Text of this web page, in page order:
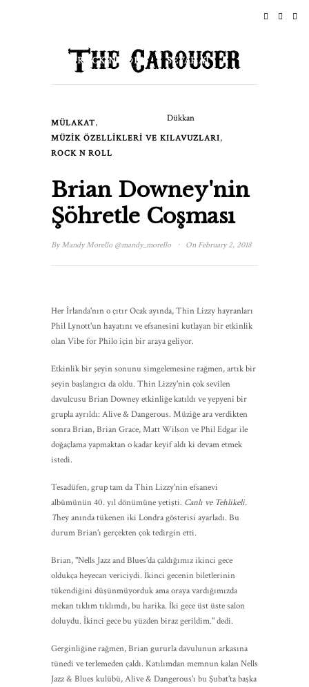
ROCK N ROLL SEYAHAT
ETKINLIKLER
Dükkan
MÜLAKAT,
MÜZIK ÖZELLIKLERI VE KILAVUZLARI,
ROCK N ROLL
Brian Downey'nin
Şöhretle Coşması
ByMandy Morello @mandy_morello · On February 2, 2018
Her İrlanda'nın o çıtır Ocak ayında, Thin Lizzy hayranları
Phil Lynott'un hayatını ve efsanesini kutlayan bir etkinlik
olan Vibe for Philo için bir araya geliyor.
Etkinlik bir şeyin sonunu simgelemesine rağmen, artık bir
şeyin başlangıcı da oldu. Thin Lizzy'nin çok sevilen
davulcusu Brian Downey etkinliğe katıldı ve yepyeni bir
grupla ayrıldı: Alive & Dangerous. Müziğe ara verdikten
sonra Brian, Brian Grace, Matt Wilson ve Phil Edgar ile
doğaçlama yapmaktan o kadar keyif aldı ki devam etmek
istedi.
Tesadüfen, grup tam da Thin Lizzy'nin efsanevi
albümünün 40. yıl dönümüne yetişti. Canlı ve Tehlikeli.
They anında tükenen iki Londra gösterisi ayarladı. Bu
durum Brian'ı gerçekten çok tedirgin etti.
Brian, "Nells Jazz and Blues'da çaldığımız ikinci gece
oldukça heyecan vericiydi. İkinci gecenin biletlerinin
tükendiğini düşünmüyorduk ama oraya vardığımızda
mekan tıklım tıklımdı, bu harika. İki gece üst üste salon
doluydu. İkinci gece bu yüzden biraz gerildim." dedi.
Gerginliğine rağmen, Brian gururla davulunun arkasına
tünedi ve terlemeden çaldı. Katılımdan memnun kalan Nells
Jazz & Blues kulübü, Alive & Dangerous'ı bu Şubat'ta başka